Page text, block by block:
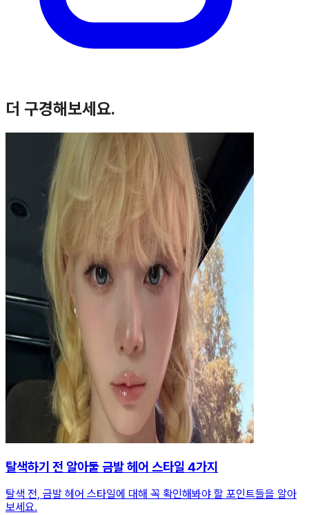
더 구경해보세요.
탈색하기 전 알아둘 금발 헤어 스타일 4가지
탈색 전, 금발 헤어 스타일에 대해 꼭 확인해봐야 할 포인트들을 알아
보세요.